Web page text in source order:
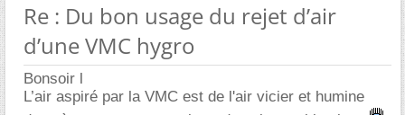
Re : Du bon usage du rejet d’air
d’une VMC hygro
Bonsoir l
L’air aspiré par la VMC est de l'air vicier et humine